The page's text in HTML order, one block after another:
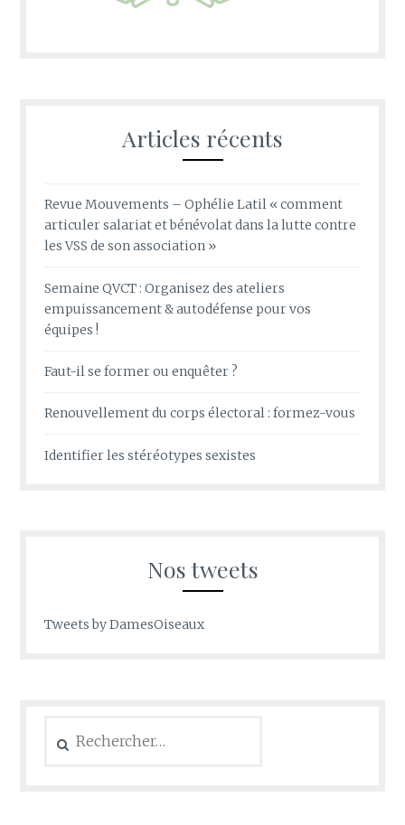
Articles récents
Revue Mouvements – Ophélie Latil « comment
articuler salariat et bénévolat dans la lutte contre
les VSS de son association »
Semaine QVCT : Organisez des ateliers
empuissancement & autodéfense pour vos
équipes !
Faut-il se former ou enquêter ?
Renouvellement du corps électoral : formez-vous
Identifier les stéréotypes sexistes
Nos tweets
Tweets by DamesOiseaux